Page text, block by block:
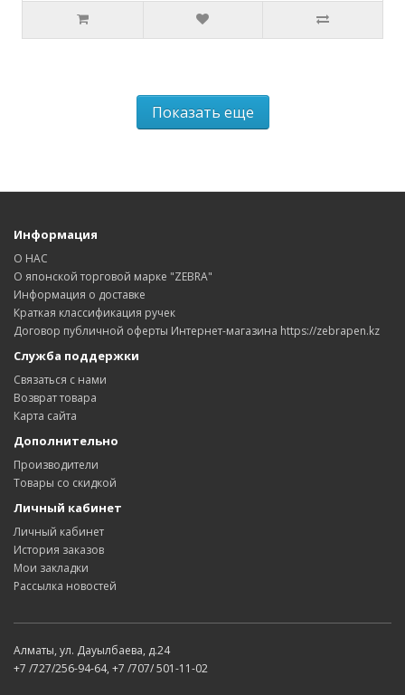
Показать еще
Информация
О НАС
О японской торговой марке "ZEBRA"
Информация о доставке
Краткая классификация ручек
Договор публичной оферты Интернет-магазина https://zebrapen.kz
Служба поддержки
Связаться с нами
Возврат товара
Карта сайта
Дополнительно
Производители
Товары со скидкой
Личный кабинет
Личный кабинет
История заказов
Мои закладки
Рассылка новостей
Алматы, ул. Дауылбаева, д.24
+7 /727/256-94-64, +7 /707/ 501-11-02